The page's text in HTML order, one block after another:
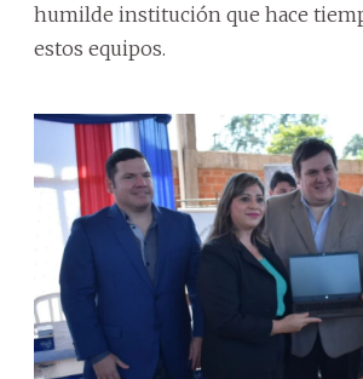
humilde institución que hace
estos equipos.